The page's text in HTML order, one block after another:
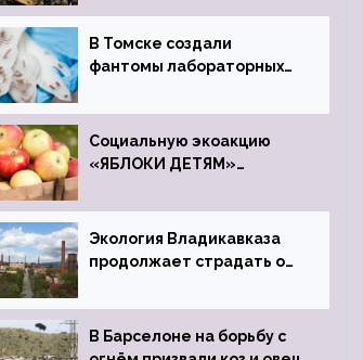
В Томске создали
фантомы лабораторных
Социальную экоакцию
«ЯБЛОКИ ДЕТЯМ»
Экология Владикавказа
продолжает страдать от
завода
В Барселоне на борьбу с